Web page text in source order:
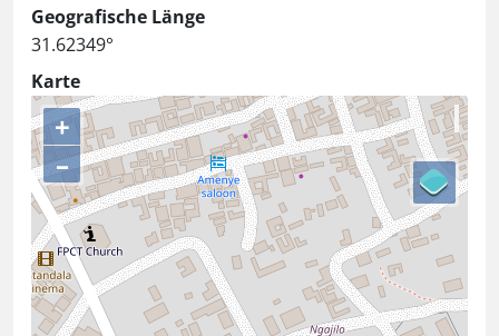
Geografische Länge
31.62349°
Karte
+
–